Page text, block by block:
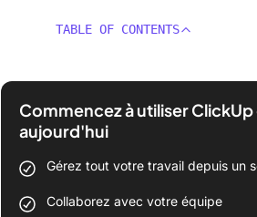
TABLE OF CONTENTS
Commencez à utiliser ClickUp
aujourd'hui
Gérez tout votre travail depuis un
Collaborez avec votre équipe